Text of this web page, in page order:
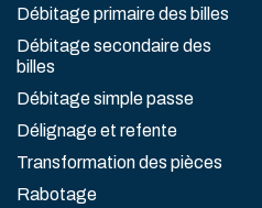
Débitage primaire des billes
Débitage secondaire des
billes
Débitage simple passe
Délignage et refente
Transformation des pièces
Rabotage